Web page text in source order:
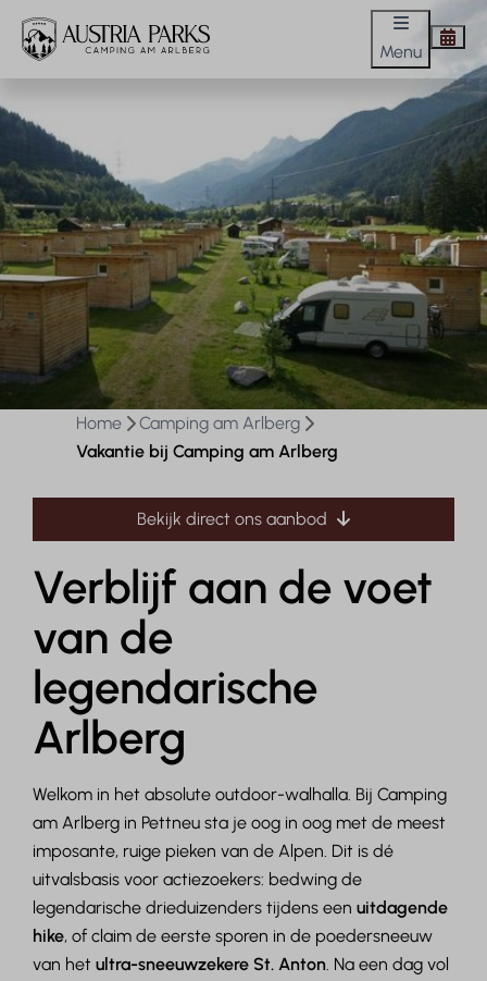
Menu
Home
Camping am Arlberg
Vakantie bij Camping am Arlberg
Bekijk direct ons aanbod
Verblijf aan de voet
van de
legendarische
Arlberg
Welkom in het absolute outdoor-walhalla. Bij Camping
am Arlberg in Pettneu sta je oog in oog met de meest
imposante, ruige pieken van de Alpen. Dit is dé
uitvalsbasis voor actiezoekers: bedwing de
legendarische drieduizenders tijdens eenuitdagende
hike, of claim de eerste sporen in de poedersneeuw
van hetultra-sneeuwzekere St. Anton. Na een dag vol